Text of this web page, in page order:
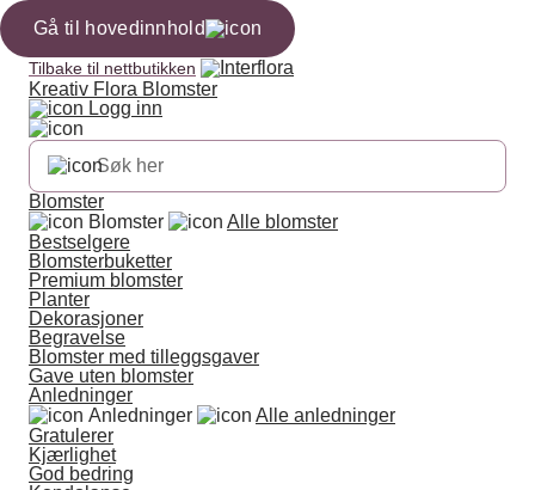
Gå til hovedinnhold
Tilbake til nettbutikken
Kreativ Flora Blomster
Logg inn
Blomster
Blomster
Alle blomster
Bestselgere
Blomsterbuketter
Premium blomster
Planter
Dekorasjoner
Begravelse
Blomster med tilleggsgaver
Gave uten blomster
Anledninger
Anledninger
Alle anledninger
Gratulerer
Kjærlighet
God bedring